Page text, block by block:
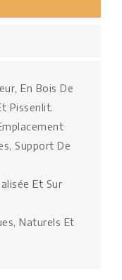
En Bois De
Pissenlit.
Support De
Et Sur
Naturels Et